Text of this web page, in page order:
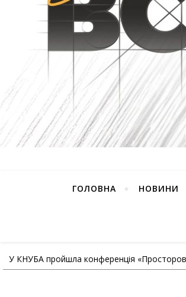
ГОЛОВНА НОВИНИ
У КНУБА пройшла конференція «Просторове